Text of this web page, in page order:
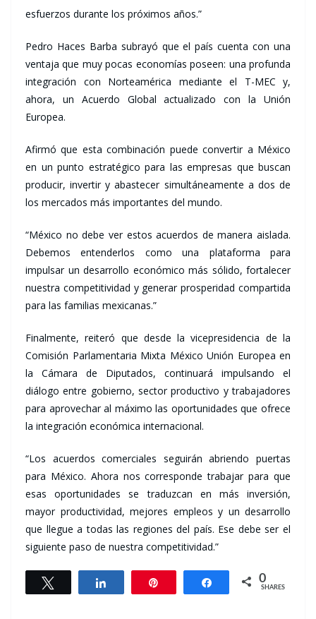
esfuerzos durante los próximos años.”
Pedro Haces Barba subrayó que el país cuenta con una
ventaja que muy pocas economías poseen: una profunda
integración con Norteamérica mediante el T-MEC y,
ahora, un Acuerdo Global actualizado con la Unión
Europea.
Afirmó que esta combinación puede convertir a México
en un punto estratégico para las empresas que buscan
producir, invertir y abastecer simultáneamente a dos de
los mercados más importantes del mundo.
“México no debe ver estos acuerdos de manera aislada.
Debemos entenderlos como una plataforma para
impulsar un desarrollo económico más sólido, fortalecer
nuestra competitividad y generar prosperidad compartida
para las familias mexicanas.”
Finalmente, reiteró que desde la vicepresidencia de la
Comisión Parlamentaria Mixta México Unión Europea en
la Cámara de Diputados, continuará impulsando el
diálogo entre gobierno, sector productivo y trabajadores
para aprovechar al máximo las oportunidades que ofrece
la integración económica internacional.
“Los acuerdos comerciales seguirán abriendo puertas
para México. Ahora nos corresponde trabajar para que
esas oportunidades se traduzcan en más inversión,
mayor productividad, mejores empleos y un desarrollo
que llegue a todas las regiones del país. Ese debe ser el
siguiente paso de nuestra competitividad.”
Share 0
SHARES